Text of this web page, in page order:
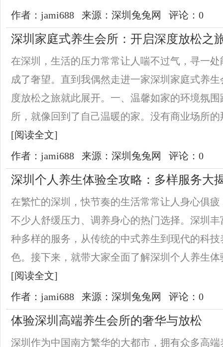
作者：jami688
来源：深圳兔兔网 评论：0
深圳家庭式养生会所：开启深度放松之
在深圳，生活的压力常常让人喘不过气，寻一
成了奢望。直到我偶然走进一家深圳家庭式养
度放松之旅就此展开。一、温馨如家的环境氛
所，就像回到了自己温暖的家。没有商业场所
[阅读全文]
作者：jami688
来源：深圳兔兔网 评论：0
深圳个人养生体验全攻略：多样服务大
在繁忙的深圳，快节奏的生活常常让人身心俱
不少人舒缓压力、调养身心的热门选择。深圳
种多样的服务，从传统的中式养生到现代的科
色。接下来，就带大家全面了解深圳个人养生
[阅读全文]
作者：jami688
来源：深圳兔兔网 评论：0
体验深圳高端养生会所的奢华与放松
深圳作为中国南方繁华的大都市，拥有众多高